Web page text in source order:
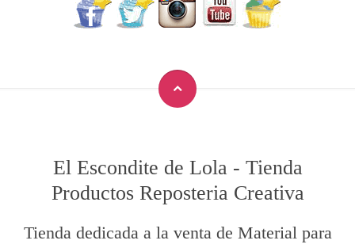
El Escondite de Lola - Tienda
Productos Reposteria Creativa
Tienda dedicada a la venta de Material para